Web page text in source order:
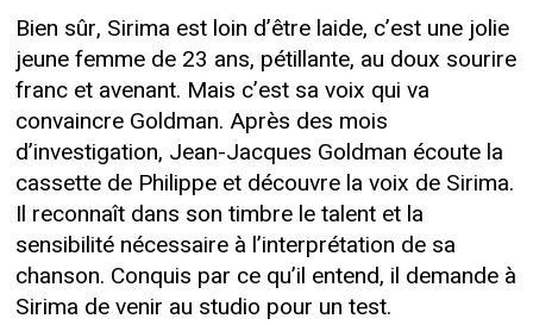
Bien sûr, Sirima est loin d’être laide, c’est une jolie
jeune femme de 23 ans, pétillante, au doux sourire
franc et avenant. Mais c’est sa voix qui va
convaincre Goldman. Après des mois
d’investigation, Jean-Jacques Goldman écoute la
cassette de Philippe et découvre la voix de Sirima.
Il reconnaît dans son timbre le talent et la
sensibilité nécessaire à l’interprétation de sa
chanson. Conquis par ce qu’il entend, il demande à
Sirima de venir au studio pour un test.